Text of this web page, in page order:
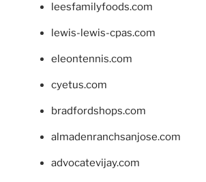
leesfamilyfoods.com
lewis-lewis-cpas.com
eleontennis.com
cyetus.com
bradfordshops.com
almadenranchsanjose.com
advocatevijay.com